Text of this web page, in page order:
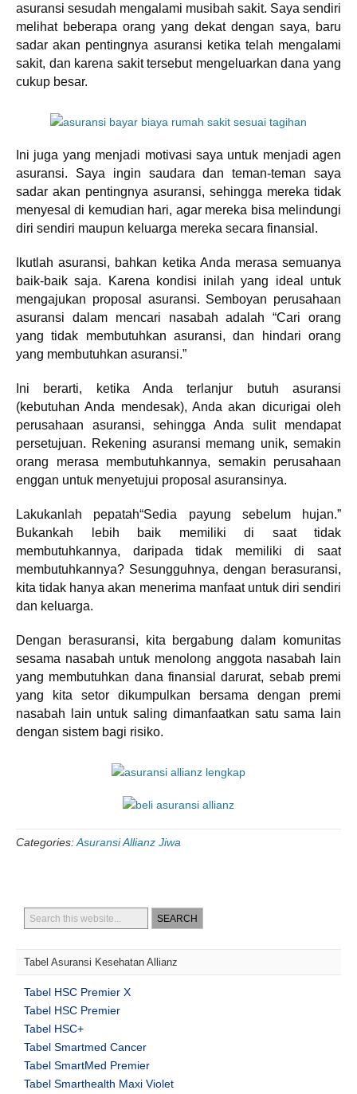
asuransi sesudah mengalami musibah sakit. Saya sendiri
melihat beberapa orang yang dekat dengan saya, baru
sadar akan pentingnya asuransi ketika telah mengalami
sakit, dan karena sakit tersebut mengeluarkan dana yang
cukup besar.
Ini juga yang menjadi motivasi saya untuk menjadi agen
asuransi. Saya ingin saudara dan teman-teman saya
sadar akan pentingnya asuransi, sehingga mereka tidak
menyesal di kemudian hari, agar mereka bisa melindungi
diri sendiri maupun keluarga mereka secara finansial.
Ikutlah asuransi, bahkan ketika Anda merasa semuanya
baik-baik saja. Karena kondisi inilah yang ideal untuk
mengajukan proposal asuransi. Semboyan perusahaan
asuransi dalam mencari nasabah adalah “Cari orang
yang tidak membutuhkan asuransi, dan hindari orang
yang membutuhkan asuransi.”
Ini berarti, ketika Anda terlanjur butuh asuransi
(kebutuhan Anda mendesak), Anda akan dicurigai oleh
perusahaan asuransi, sehingga Anda sulit mendapat
persetujuan. Rekening asuransi memang unik, semakin
orang merasa membutuhkannya, semakin perusahaan
enggan untuk menyetujui proposal asuransinya.
Lakukanlah pepatah“Sedia payung sebelum hujan.”
Bukankah lebih baik memiliki di saat tidak
membutuhkannya, daripada tidak memiliki di saat
membutuhkannya? Sesungguhnya, dengan berasuransi,
kita tidak hanya akan menerima manfaat untuk diri sendiri
dan keluarga.
Dengan berasuransi, kita bergabung dalam komunitas
sesama nasabah untuk menolong anggota nasabah lain
yang membutuhkan dana finansial darurat, sebab premi
yang kita setor dikumpulkan bersama dengan premi
nasabah lain untuk saling dimanfaatkan satu sama lain
dengan sistem bagi risiko.
Categories:Asuransi Allianz Jiwa
Tabel Asuransi Kesehatan Allianz
Tabel HSC Premier X
Tabel HSC Premier
Tabel HSC+
Tabel Smartmed Cancer
Tabel SmartMed Premier
Tabel Smarthealth Maxi Violet